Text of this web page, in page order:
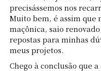
precisássemos nos
Muito bem, é assim que
maçônica, saio
repostas para minhas
meus projetos.
Chego à conclusão que